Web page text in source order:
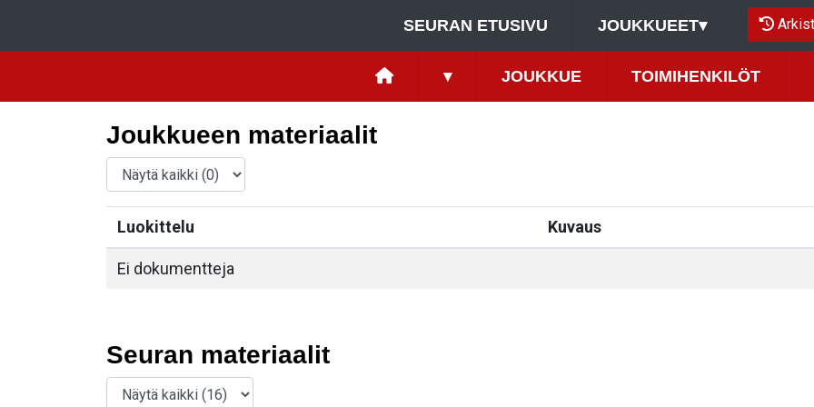
SEURAN ETUSIVU JOUKKUEET▾
▾ JOUKKUE TOIMIHENKILÖT
Joukkueen materiaalit
Luokittelu Kuvaus
Ei dokumentteja
Seuran materiaalit